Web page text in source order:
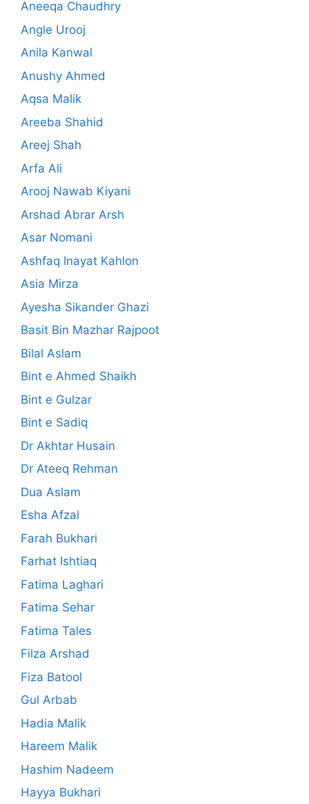
Aneeqa Chaudhry
Angle Urooj
Anila Kanwal
Anushy Ahmed
Aqsa Malik
Areeba Shahid
Areej Shah
Arfa Ali
Arooj Nawab Kiyani
Arshad Abrar Arsh
Asar Nomani
Ashfaq Inayat Kahlon
Asia Mirza
Ayesha Sikander Ghazi
Basit Bin Mazhar Rajpoot
Bilal Aslam
Bint e Ahmed Shaikh
Bint e Gulzar
Bint e Sadiq
Dr Akhtar Husain
Dr Ateeq Rehman
Dua Aslam
Esha Afzal
Farah Bukhari
Farhat Ishtiaq
Fatima Laghari
Fatima Sehar
Fatima Tales
Filza Arshad
Fiza Batool
Gul Arbab
Hadia Malik
Hareem Malik
Hashim Nadeem
Hayya Bukhari